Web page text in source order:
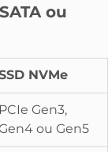
ou
NVMe
PCIe Gen3,
ou Gen5